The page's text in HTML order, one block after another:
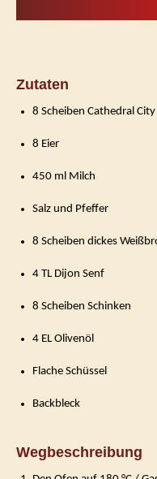
Zutaten
8 Scheiben Cathedral
8 Eier
450 ml Milch
Salz und Pfeffer
8 Scheiben dickes
4 TL Dijon Senf
8 Scheiben Schinken
4 EL Olivenöl
Flache Schüssel
Backbleck
Wegbeschreibung